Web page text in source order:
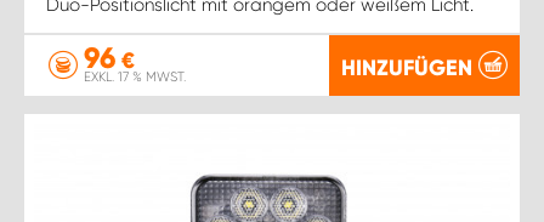
Duo-Positionslicht mit orangem oder weißem Licht.
96 €
EXKL. 17 % MWST. HINZUFÜGEN